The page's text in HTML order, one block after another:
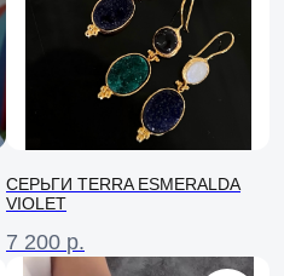
СЕРЬГИ TERRA ESMERALDA
VIOLET
7 200 р.